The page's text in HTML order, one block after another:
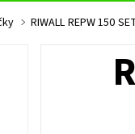
A PLATBA
RIWALL REPW 150